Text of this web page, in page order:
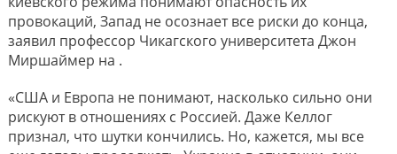
провокаций, Запад не осознает все риски до конца,
заявил профессор Чикагского университета Джон
Миршаймер на .
«США и Европа не понимают, насколько сильно они
рискуют в отношениях с Россией. Даже Келлог
признал, что шутки кончились. Но, кажется, мы все